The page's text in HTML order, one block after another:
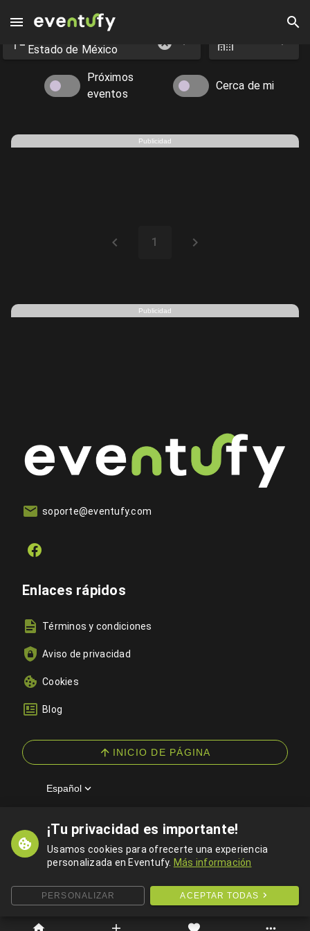
¡Tu privacidad es importante!
Usamos cookies para ofrecerte una experiencia
personalizada en Eventufy. Más información
PERSONALIZAR ACEPTAR TODAS
Eventos en Ecatepec - Eventufy 2026 | Eventufy
Estado de México
Próximos
eventos
Cerca de mi
Publicidad
1
Publicidad
soporte@eventufy.com
Enlaces rápidos
Términos y condiciones
Aviso de privacidad
Cookies
Blog
INICIO DE PÁGINA
Español